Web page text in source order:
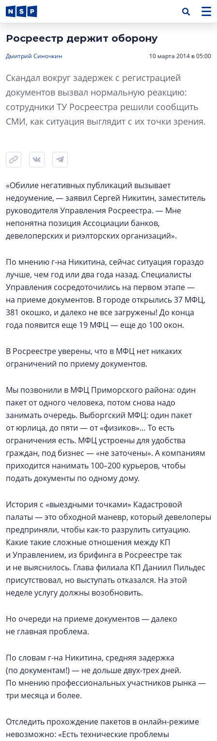
Росреестр держит оборону
Дмитрий Синочкин 10 марта 2014 в 05:00
Скандал вокруг задержек с регистрацией
документов вызвал нормальную реакцию:
сотрудники ТУ Росреестра решили сообщить
СМИ, как ситуация выглядит с их точки зрения.
«Обилие негативных публикаций вызывает
недоумение, — заявил Сергей Никитин, заместитель
руководителя Управления Росреестра. — Мне
непонятна позиция Ассоциации банков,
девелоперских и риэлторских организаций».
По мнению г‑на Никитина, сейчас ситуация гораздо
лучше, чем год или два года назад. Специалисты
Управления сосредоточились на первом этапе —
на приеме документов. В городе открылись 37 МФЦ,
381 окошко, и далеко не все загружены! До конца
года появится еще 19 МФЦ — еще до 100 окон.
В Росреестре уверены, что в МФЦ нет никаких
ограничений по приему документов.
Мы позвонили в МФЦ Приморского района: один
пакет от одного человека, потом снова надо
занимать очередь. Выборгский МФЦ: один пакет
от юрлица, до пяти — от «физиков»… То есть
ограничения есть. МФЦ устроены для удобства
граждан, под бизнес — «не заточены». А компаниям
приходится нанимать 100–200 курьеров, чтобы
подать документы по одному дому.
История с «выездными точками» Кадастровой
палаты — это обходной маневр, который девелоперы
предприняли, чтобы как-то разрулить ситуацию.
Какие такие сложные отношения между КП
и Управлением, из брифинга в Росреестре так
и не выяснилось. Глава филиала КП Даниил Пильдес
присутствовал, но выступать отказался. На этой
неделе услугу должны возобновить.
Но очереди на приеме документов — далеко
не главная проблема.
По словам г‑на Никитина, средняя задержка
(по документам!) — не дольше двух-трех дней.
По мнению профессиональных участников рынка —
три месяца и более.
Отследить прохождение пакетов в онлайн-режиме
невозможно: «Есть технические проблемы